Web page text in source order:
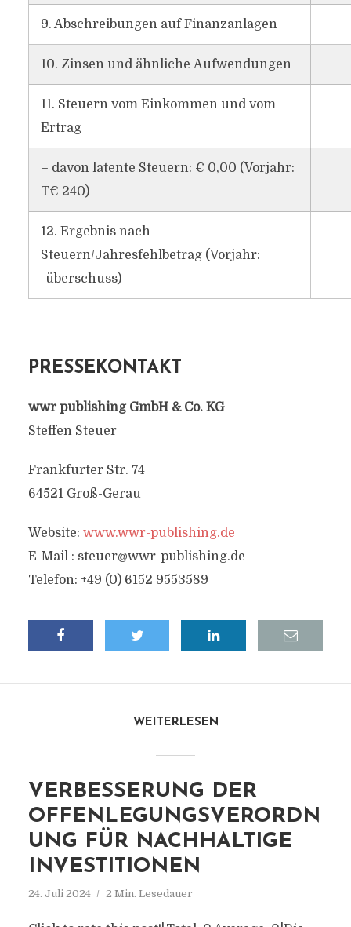
9. Abschreibungen auf Finanzanlagen
10. Zinsen und ähnliche Aufwendungen
11. Steuern vom Einkommen und vom
Ertrag
– davon latente Steuern: € 0,00 (Vorjahr:
T€ 240) –
12. Ergebnis nach
Steuern/Jahresfehlbetrag (Vorjahr:
-überschuss)
PRESSEKONTAKT
wwr publishing GmbH & Co. KG
Steffen Steuer
Frankfurter Str. 74
64521 Groß-Gerau
Website: www.wwr-publishing.de
E-Mail : steuer@wwr-publishing.de
Telefon: +49 (0) 6152 9553589
WEITERLESEN
VERBESSERUNG DER
OFFENLEGUNGSVERORDN
UNG FÜR NACHHALTIGE
INVESTITIONEN
24. Juli 2024 2 Min. Lesedauer